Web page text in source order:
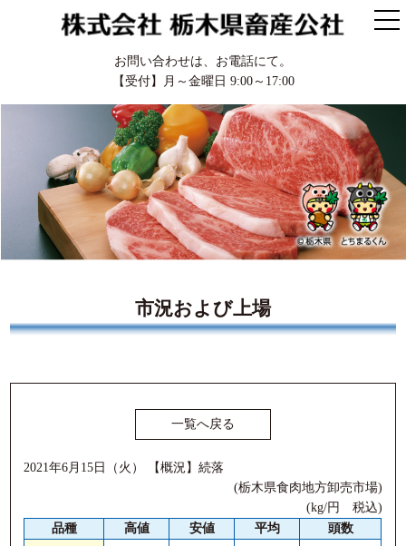
お問い合わせは、お電話にて。
【受付】月～金曜日 9:00～17:00
市況および上場
一覧へ戻る
2021年6月15日（火） 【概況】続落
(栃木県食肉地方卸売市場)
(kg/円 税込)
品種
高値 安値 平均
頭数